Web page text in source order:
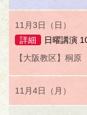
11月3日（日）
詳細
日曜講演
【大阪教区】桐
11月4日（月）